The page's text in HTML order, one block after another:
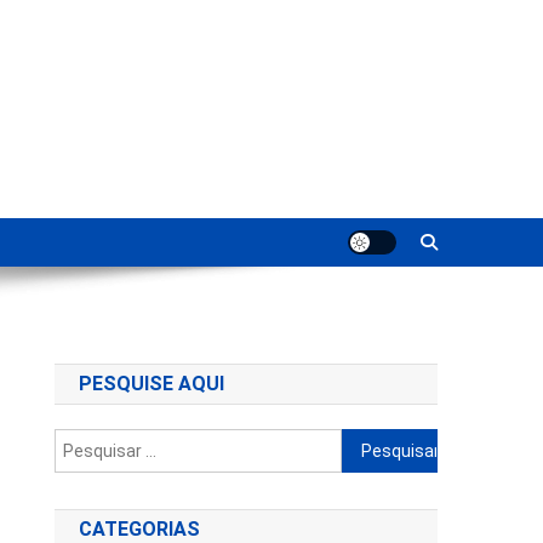
PESQUISE AQUI
Pesquisar
por:
CATEGORIAS